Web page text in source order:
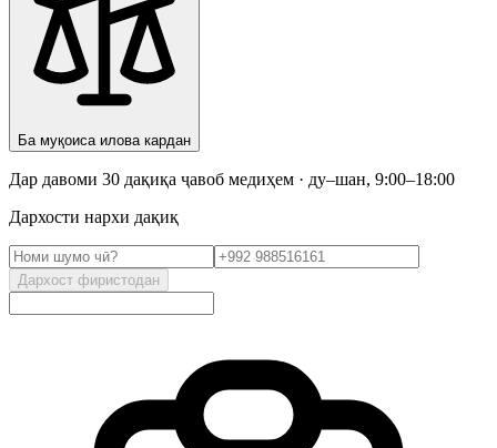
Ба муқоиса илова кардан
Дар давоми 30 дақиқа ҷавоб медиҳем · ду–шан, 9:00–18:00
Дархости нархи дақиқ
Дархост фиристодан